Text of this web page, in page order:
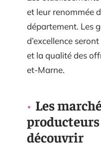
et leur renommée
département. Les
d’excellence
et la qualité des
et-Marne.
Les
producteurs
découvrir